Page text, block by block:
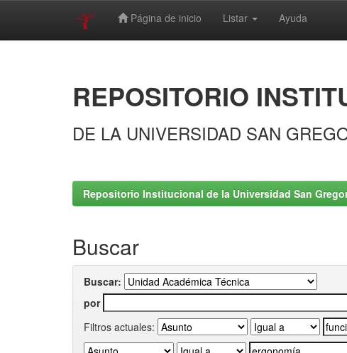
Página de inicio Listar Ayuda
REPOSITORIO
DE LA UNIVERSIDAD SAN
Repositorio Institucional de la Universidad San
Buscar
Buscar:
por
Filtros actuales: